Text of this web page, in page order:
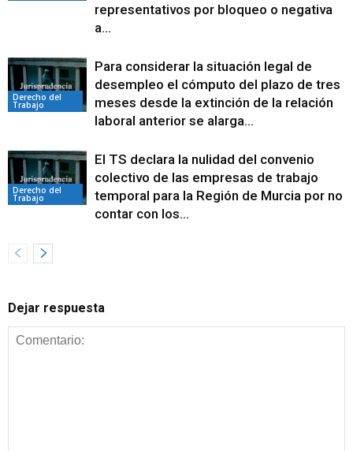
representativos por bloqueo o negativa
a...
Derecho del
Trabajo
Para considerar la situación legal de
desempleo el cómputo del plazo de tres
meses desde la extinción de la relación
laboral anterior se alarga...
Derecho del
Trabajo
El TS declara la nulidad del convenio
colectivo de las empresas de trabajo
temporal para la Región de Murcia por no
contar con los...
Dejar respuesta